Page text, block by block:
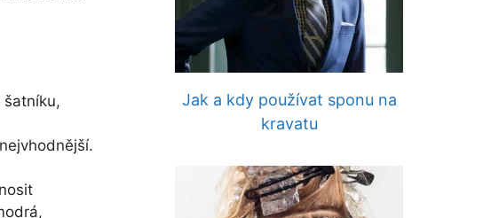
Jak a kdy používat sponu na
kravatu